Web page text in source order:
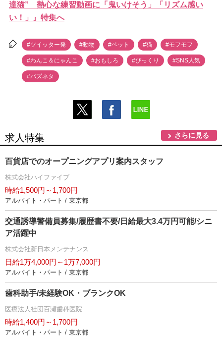
達猫” 熱心な練習動画に「鬼いけそう」「リズム感い
い！」』特集へ
#ツイッター発 #動物 #ペット #猫 #モフモフ
#わんこ＆にゃんこ #おもしろ #びっくり #SNS人気
#バズネタ
求人特集 さらに見る
百貨店でのオープニングアプリ案内スタッフ
株式会社ハイファイブ
時給1,500円～1,700円
アルバイト・パート / 東京都
交通誘導警備員募集/履歴書不要/日給最大3.4万円可能/シニ
ア活躍中
株式会社新日本メンテナンス
日給1万4,000円～1万7,000円
アルバイト・パート / 東京都
歯科助手/未経験OK・ブランクOK
医療法人社団百瀬歯科医院
時給1,400円～1,700円
アルバイト・パート / 東京都